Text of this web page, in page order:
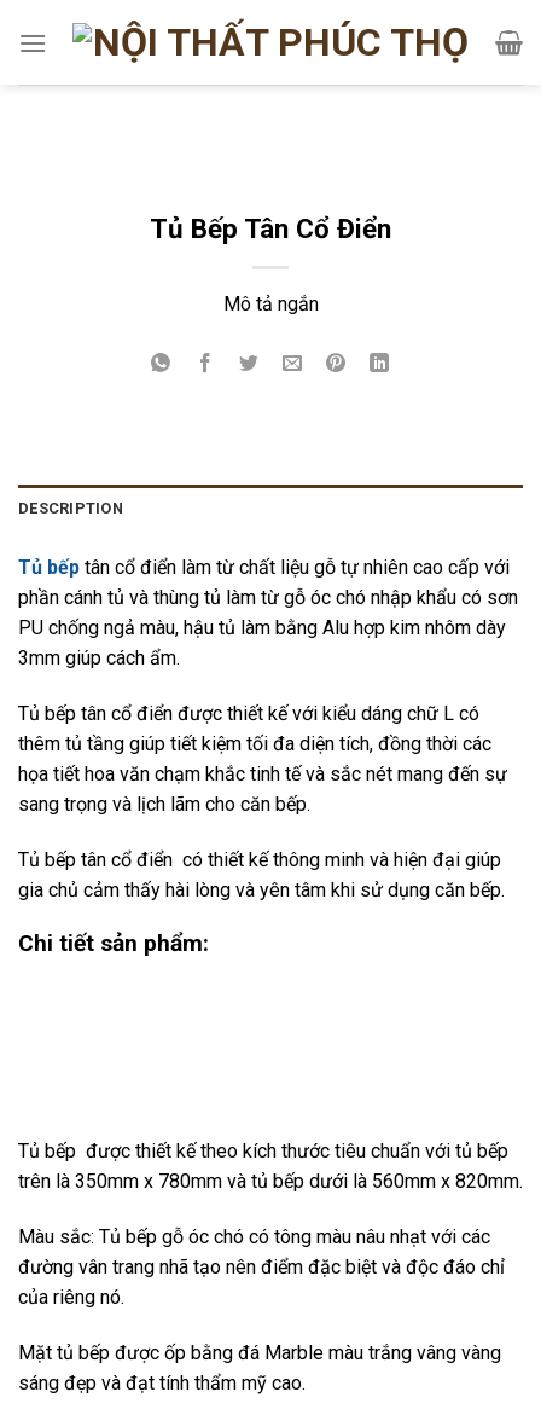
Tủ Bếp Tân Cổ Điển
Mô tả ngắn
DESCRIPTION
Tủ bếp tân cổ điển làm từ chất liệu gỗ tự nhiên cao cấp với
phần cánh tủ và thùng tủ làm từ gỗ óc chó nhập khẩu có sơn
PU chống ngả màu, hậu tủ làm bằng Alu hợp kim nhôm dày
3mm giúp cách ẩm.
Tủ bếp tân cổ điển được thiết kế với kiểu dáng chữ L có
thêm tủ tầng giúp tiết kiệm tối đa diện tích, đồng thời các
họa tiết hoa văn chạm khắc tinh tế và sắc nét mang đến sự
sang trọng và lịch lãm cho căn bếp.
Tủ bếp tân cổ điển có thiết kế thông minh và hiện đại giúp
gia chủ cảm thấy hài lòng và yên tâm khi sử dụng căn bếp.
Chi tiết sản phẩm:
Tủ bếp được thiết kế theo kích thước tiêu chuẩn với tủ bếp
trên là 350mm x 780mm và tủ bếp dưới là 560mm x 820mm.
Màu sắc: Tủ bếp gỗ óc chó có tông màu nâu nhạt với các
đường vân trang nhã tạo nên điểm đặc biệt và độc đáo chỉ
của riêng nó.
Mặt tủ bếp được ốp bằng đá Marble màu trắng vâng vàng
sáng đẹp và đạt tính thẩm mỹ cao.